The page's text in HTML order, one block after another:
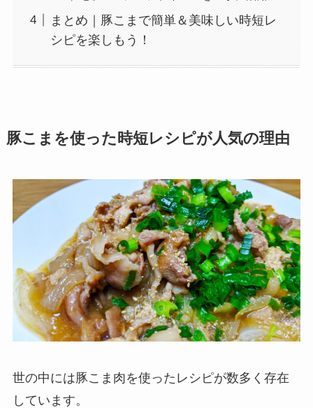
まとめ｜豚こまで簡単＆美味しい時短レ
シピを楽しもう！
豚こまを使った時短レシピが人気の理由
世の中には豚こま肉を使ったレシピが数多く存在
しています。